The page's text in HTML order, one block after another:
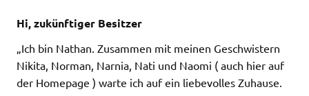
Hi, zukünftiger Besitzer
„Ich bin Nathan. Zusammen mit meinen Geschwistern
Nikita, Norman, Narnia, Nati und Naomi ( auch hier auf
der Homepage ) warte ich auf ein liebevolles Zuhause.